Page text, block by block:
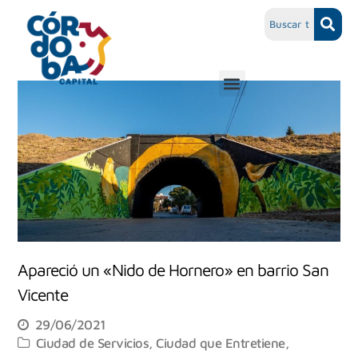
Apareció un «Nido de Hornero» en barrio San
Vicente
29/06/2021
Ciudad de Servicios ,Ciudad que Entretiene,